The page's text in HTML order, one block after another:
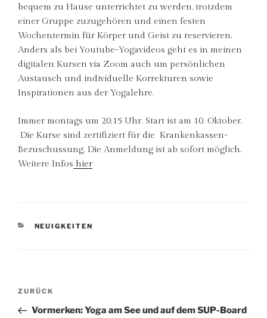
bequem zu Hause unterrichtet zu werden, trotzdem
einer Gruppe zuzugehören und einen festen
Wochentermin für Körper und Geist zu reservieren.
Anders als bei Youtube-Yogavideos geht es in meinen
digitalen Kursen via Zoom auch um persönlichen
Austausch und individuelle Korrekturen sowie
Inspirationen aus der Yogalehre.
Immer montags um 20.15 Uhr. Start ist am 10. Oktober.
Die Kurse sind zertifiziert für die Krankenkassen-
Bezuschussung. Die Anmeldung ist ab sofort möglich.
Weitere Infos hier
KATEGORIEN
NEUIGKEITEN
Beitragsnavigation
Vorheriger
Beitrag
ZURÜCK
Vormerken: Yoga am See und auf dem SUP-Board